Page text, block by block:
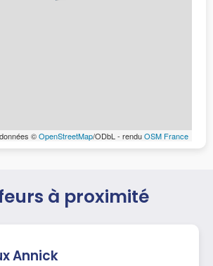
©OpenStreetMap/ODbL - renduOSM France
à proximité
Annick